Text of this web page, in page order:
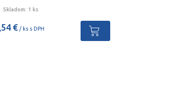
Skladom: 1 ks
€/ ks s DPH